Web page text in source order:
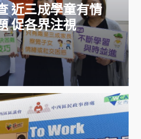
會發佈兒童社交
查 近三成學童
交問題 促各界注
近三成學童有情
促各界注視